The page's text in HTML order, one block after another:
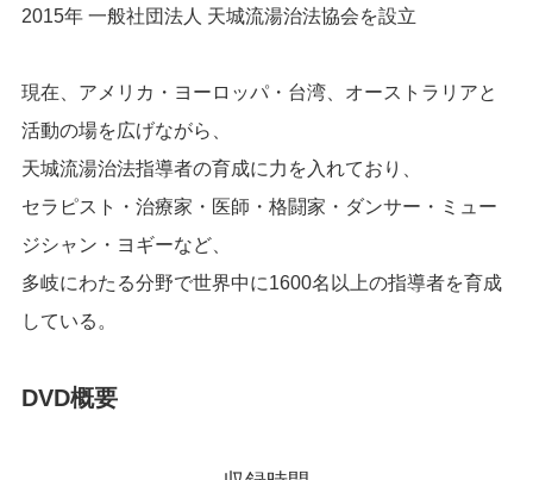
2015年 一般社団法人 天城流湯治法協会を設立
現在、アメリカ・ヨーロッパ・台湾、オーストラリアと
活動の場を広げながら、
天城流湯治法指導者の育成に力を入れており、
セラピスト・治療家・医師・格闘家・ダンサー・ミュー
ジシャン・ヨギーなど、
多岐にわたる分野で世界中に1600名以上の指導者を育成
している。
DVD概要